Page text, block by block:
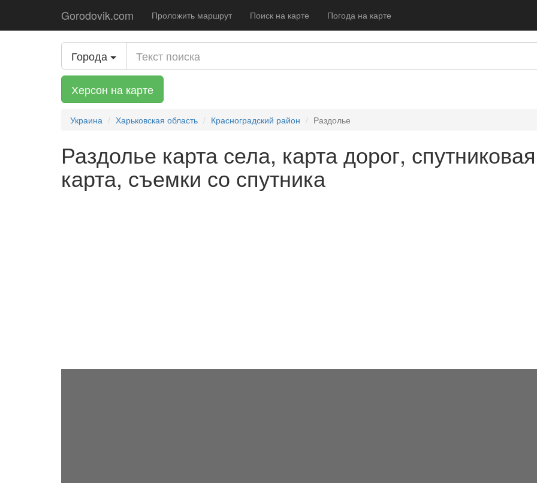
Gorodovik.com Проложить маршрут Поиск на карте Погода на карте
Города
Херсон на карте
Украина Харьковская область Красноградский район Раздолье
Раздолье карта села, карта дорог, спутниковая
карта, съемки со спутника